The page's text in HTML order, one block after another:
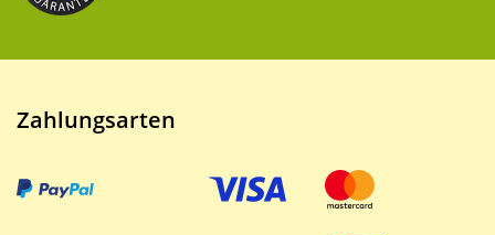
Zahlungsarten